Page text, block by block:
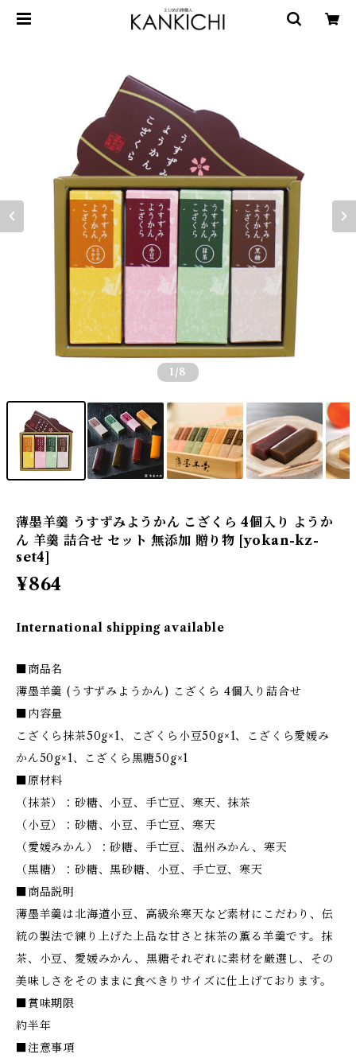
1 /8
薄墨羊羹 うすずみようかん こざくら 4個入り ようか
ん 羊羹 詰合せ セット 無添加 贈り物 [yokan-kz-
set4]
¥864
International shipping available
■商品名
薄墨羊羹 (うすずみようかん) こざくら 4個入り詰合せ
■内容量
こざくら抹茶50g×1、こざくら小豆50g×1、こざくら愛媛み
かん50g×1、こざくら黒糖50g×1
■原材料
（抹茶）：砂糖、小豆、手亡豆、寒天、抹茶
（小豆）：砂糖、小豆、手亡豆、寒天
（愛媛みかん）：砂糖、手亡豆、温州みかん、寒天
（黒糖）：砂糖、黒砂糖、小豆、手亡豆、寒天
■商品説明
薄墨羊羹は北海道小豆、高級糸寒天など素材にこだわり、伝
統の製法で練り上げた上品な甘さと抹茶の薫る羊羹です。抹
茶、小豆、愛媛みかん、黒糖それぞれに素材を厳選し、その
美味しさをそのままに食べきりサイズに仕上げております。
■賞味期限
約半年
■注意事項